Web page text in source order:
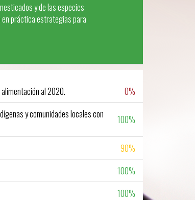
y de las especies
práctica estrategias para
al 2020.
0%
y comunidades locales con
100%
90%
100%
100%